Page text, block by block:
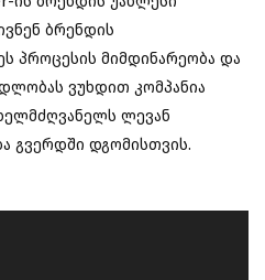
ბრენდის
პროცესის მიმდინარეობა და
ვუხდით კომპანია
ლევან
გვერდში დგომისთვის.